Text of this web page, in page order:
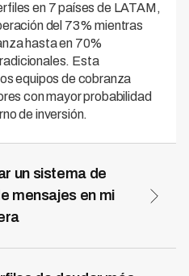
en 7 países de LATAM,
del 73% mientras
hasta en 70%
Esta
equipos de cobranza
con mayor probabilidad
de inversión.
un sistema de
mensajes en mi
y timing optimizado.